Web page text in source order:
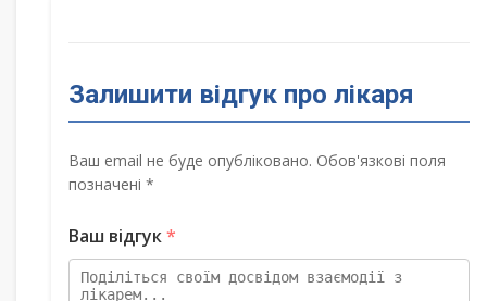
Залишити відгук про лікаря
Ваш email не буде опубліковано. Обов'язкові поля
позначені *
Ваш відгук*